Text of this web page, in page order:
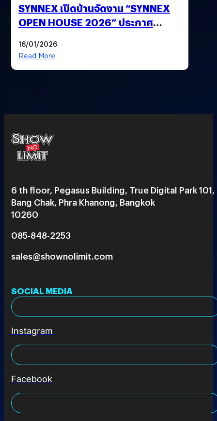
SYNNEX เปิดบ้านจัดงาน “SYNNEX
OPEN HOUSE 2026” ประกาศ
ได้ 53,000 ล้านบาท
16/01/2026
Read More
6 th floor, Pegasus Building, True Digital Park 101,
Bang Chak, Phra Khanong, Bangkok
10260
085-848-2253
sales@shownolimit.com
SOCIAL MEDIA
Instagram
Facebook